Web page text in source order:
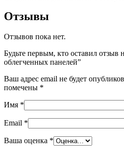
Отзывы
Отзывов пока нет.
Будьте первым, кто оставил отзыв
облегченных панелей”
Ваш адрес email не будет
помечены *
Имя *
Email *
Ваша оценка *